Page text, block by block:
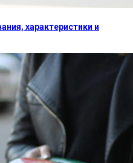
характеристики и